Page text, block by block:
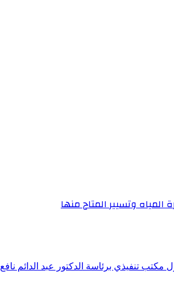
وتسيير المتاح منها
مكتب تنفيذي برئاسة الدكتور عبد الدائم نافع